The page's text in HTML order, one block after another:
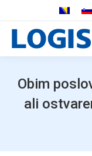
Obim
ali